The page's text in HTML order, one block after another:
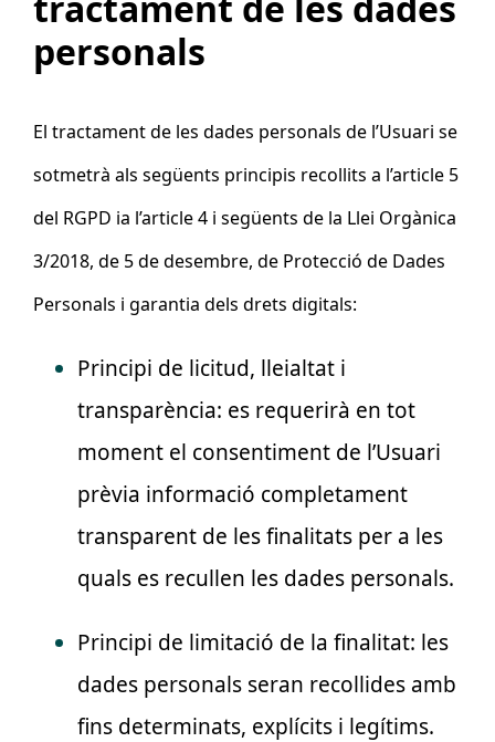
personals
El tractament de les dades personals de l’Usuari se
sotmetrà als següents principis recollits a l’article 5
del RGPD ia l’article 4 i següents de la Llei Orgànica
3/2018, de 5 de desembre, de Protecció de Dades
Personals i garantia dels drets digitals:
Principi de licitud, lleialtat i
transparència: es requerirà en tot
moment el consentiment de l’Usuari
prèvia informació completament
transparent de les finalitats per a les
quals es recullen les dades personals.
Principi de limitació de la finalitat: les
dades personals seran recollides amb
fins determinats, explícits i legítims.